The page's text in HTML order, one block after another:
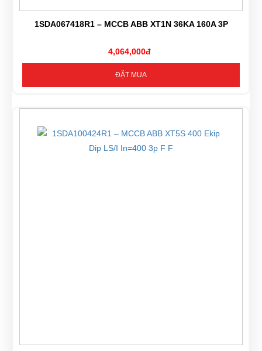
1SDA067418R1 – MCCB ABB XT1N 36KA 160A 3P
4,064,000đ
ĐẶT MUA